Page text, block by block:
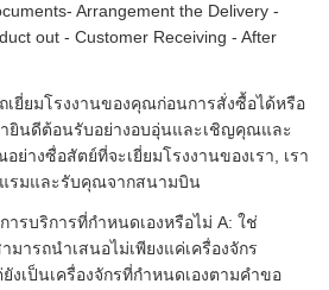
Arrangement the Delivery -
out - Customer Receiving - After
เยี่ยมโรงงานของคุณก่อนการสั่งซื้อได้หรือ
ายินดีต้อนรับอย่างอบอุ่นและเชิญคุณและ
ย่างซื่อสัตย์ที่จะเยี่ยมโรงงานของเรา, เรา
แรมและรับคุณจากสนามบิน
รบริการที่กําหนดเองหรือไม่ A: ใช่
มารถนําเสนอไม่เพียงแค่เครื่องจักร
งเป็นเครื่องจักรที่กําหนดเองตามคําขอ